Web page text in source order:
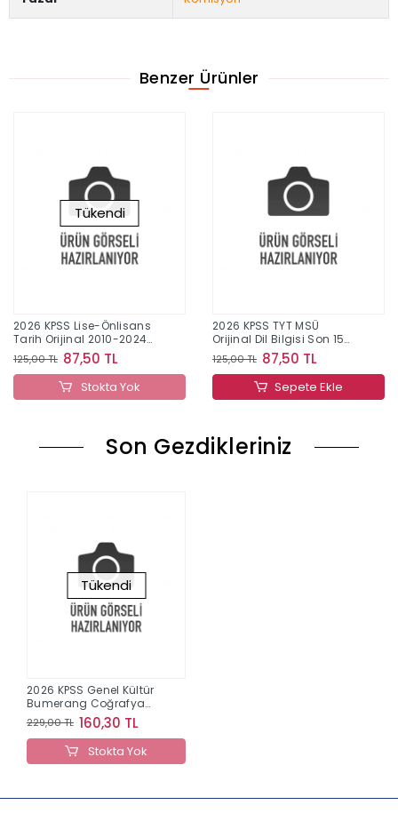
Benzer Ürünler
Tükendi
2026 KPSS Lise-Önlisans
Tarih Orijinal 2010-2024
Konu Konu Çıkmış Sorular
125,00 TL 87,50 TL
Stokta Yok
2026 KPSS TYT MSÜ
Orijinal Dil Bilgisi Son 15
Yıl Çıkmış Sorular
125,00 TL 87,50 TL
Sepete Ekle
Son Gezdikleriniz
Tükendi
2026 KPSS Genel Kültür
Bumerang Coğrafya
Tamamı Çözümlü Soru
Bankası Yediiklim
Yayınları
229,00 TL 160,30 TL
Stokta Yok